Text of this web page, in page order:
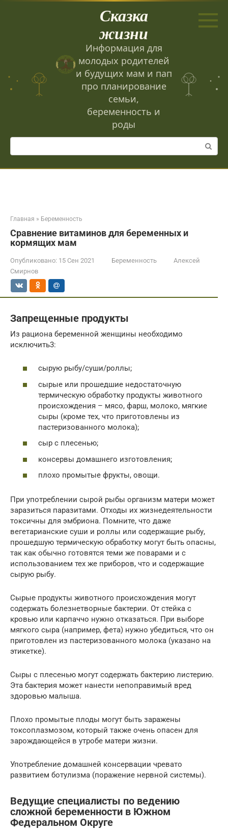
Сказка
жизни
Информация для
молодых родителей
и будущих мам и пап
про планирование
семьи,
беременность и
роды
Поиск:
Главная » Беременность
Сравнение витаминов для беременных и
кормящих мам
Опубликовано: 15 Сен 2021 Беременность
Алексей
Смирнов
Запрещенные продукты
Из рациона беременной женщины необходимо
исключить3:
сырую рыбу/суши/роллы;
сырые или прошедшие недостаточную
термическую обработку продукты животного
происхождения – мясо, фарш, молоко, мягкие
сыры (кроме тех, что приготовлены из
пастеризованного молока);
сыр с плесенью;
консервы домашнего изготовления;
плохо промытые фрукты, овощи.
При употреблении сырой рыбы организм матери может
заразиться паразитами. Отходы их жизнедеятельности
токсичны для эмбриона. Помните, что даже
вегетарианские суши и роллы или содержащие рыбу,
прошедшую термическую обработку могут быть опасны,
так как обычно готовятся теми же поварами и с
использованием тех же приборов, что и содержащие
сырую рыбу.
Сырые продукты животного происхождения могут
содержать болезнетворные бактерии. От стейка с
кровью или карпаччо нужно отказаться. При выборе
мягкого сыра (например, фета) нужно убедиться, что он
приготовлен из пастеризованного молока (указано на
этикетке).
Сыры с плесенью могут содержать бактерию листерию.
Эта бактерия может нанести непоправимый вред
здоровью малыша.
Плохо промытые плоды могут быть заражены
токсоплазмозом, который также очень опасен для
зарождающейся в утробе матери жизни.
Употребление домашней консервации чревато
развитием ботулизма (поражение нервной системы).
Ведущие специалисты по ведению
сложной беременности в Южном
Федеральном Округе